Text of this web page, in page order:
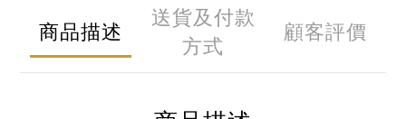
商品描述
送貨及付款
方式
顧客評價